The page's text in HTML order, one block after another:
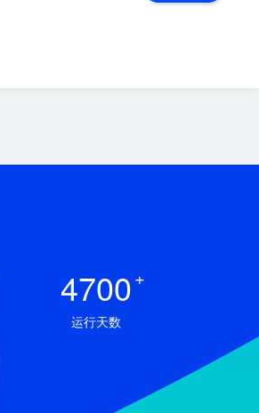
4700+
运行天数